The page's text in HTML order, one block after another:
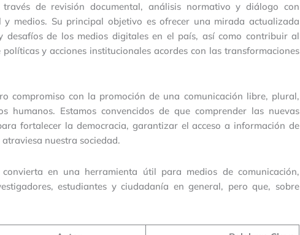
de revisión documental, análisis normativo y diálogo con
y medios. Su principal objetivo es ofrecer una mirada actualizada
desafíos de los medios digitales en el país, así como contribuir al
y acciones institucionales acordes con las transformaciones
compromiso con la promoción de una comunicación libre, plural,
humanos. Estamos convencidos de que comprender las nuevas
fortalecer la democracia, garantizar el acceso a información de
nuestra sociedad.
en una herramienta útil para medios de comunicación,
estudiantes y ciudadanía en general, pero que, sobre